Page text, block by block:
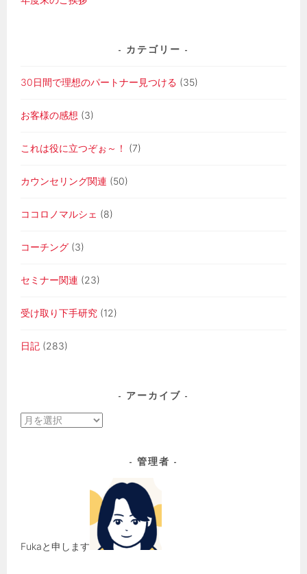
カテゴリー
30日間で理想のパートナー見つける (35)
お客様の感想 (3)
これは役に立つぞぉ～！ (7)
カウンセリング関連 (50)
ココロノマルシェ (8)
コーチング (3)
セミナー関連 (23)
受け取り下手研究 (12)
日記 (283)
アーカイブ
ア
管理者
Fukaと申します